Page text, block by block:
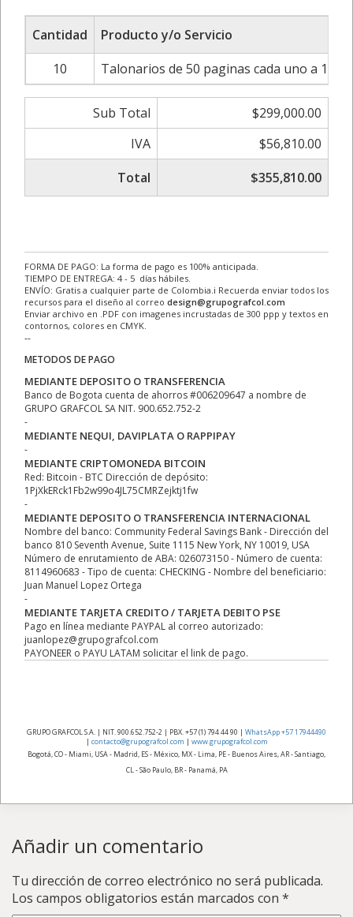
Cantidad
Producto y/o Servicio
10
Talonarios de 50 paginas cada uno a 1
Sub Total
$299,000.00
IVA
$56,810.00
Total
$355,810.00
FORMA DE PAGO: La forma de pago es 100% anticipada.
TIEMPO DE ENTREGA: 4 - 5 días hábiles.
ENVÍO: Gratis a cualquier parte de Colombia.ℹ Recuerda enviar todos los
recursos para el diseño al correo design@grupografcol.com
Enviar archivo en .PDF con imagenes incrustadas de 300 ppp y textos en
contornos, colores en CMYK.
--
METODOS DE PAGO
MEDIANTE DEPOSITO O TRANSFERENCIA
Banco de Bogota cuenta de ahorros #006209647 a nombre de
GRUPO GRAFCOL SA NIT. 900.652.752-2
-
MEDIANTE NEQUI, DAVIPLATA O RAPPIPAY
-
MEDIANTE CRIPTOMONEDA BITCOIN
Red: Bitcoin - BTC Dirección de depósito:
1PjXkERck1Fb2w99o4JL75CMRZejktj1fw
-
MEDIANTE DEPOSITO O TRANSFERENCIA INTERNACIONAL
Nombre del banco: Community Federal Savings Bank - Dirección del
banco 810 Seventh Avenue, Suite 1115 New York, NY 10019, USA
Número de enrutamiento de ABA: 026073150 - Número de cuenta:
8114960683 - Tipo de cuenta: CHECKING - Nombre del beneficiario:
Juan Manuel Lopez Ortega
-
MEDIANTE TARJETA CREDITO / TARJETA DEBITO PSE
Pago en línea mediante PAYPAL al correo autorizado:
juanlopez@grupografcol.com
PAYONEER o PAYU LATAM solicitar el link de pago.
GRUPO GRAFCOL S.A. | NIT. 900.652.752-2 | PBX. +57 (1) 794 44 90 | WhatsApp +57 17944490
| contacto@grupografcol.com | www.grupografcol.com
Bogotá, CO - Miami, USA - Madrid, ES - México, MX - Lima, PE - Buenos Aires, AR - Santiago,
CL - São Paulo, BR - Panamá, PA
Añadir un comentario
Tu dirección de correo electrónico no será publicada.
Los campos obligatorios están marcados con *